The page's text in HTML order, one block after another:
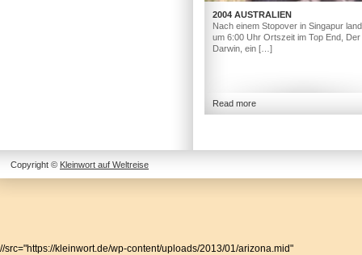
2004 AUSTRALIEN
Nach einem Stopover in Singapur
um 6:00 Uhr Ortszeit im Top End, Der
Darwin, ein […]
Read more
Copyright © Kleinwort auf Weltreise
//src="https://kleinwort.de/wp-content/uploads/2013/01/arizona.mid"